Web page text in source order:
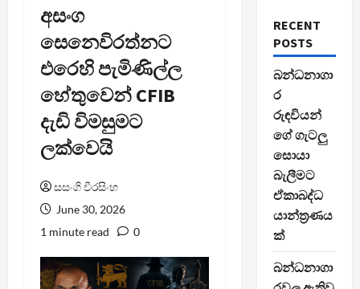
අසංග
සෙනෙවිරත්නට
එරෙහි පැමිණිල්ල
හේතුවෙන් CFIB
දැඩි විමසුමට
ලක්වෙයි
සසංගි වීරසිංහ
June 30, 2026
1 minute read
0
RECENT
POSTS
බන්ධනාගා
ර
රුඳවියන්
ගේ ගැටලු
සොයා
බැලීමට
ඒකාබද්ධ
යාන්ත්‍රණය
ක්
බන්ධනාගා